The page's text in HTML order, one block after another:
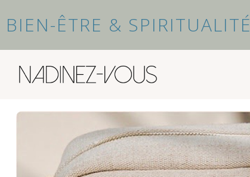
BIEN-ÊTRE & SPIRITUALITÉ